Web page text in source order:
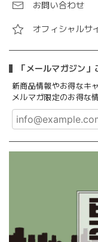
お問い合わせ
オフィシャルサ
「メールマガジン
新商品情報やお得なキ
メルマガ限定のお得な